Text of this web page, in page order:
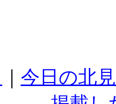
今日の北